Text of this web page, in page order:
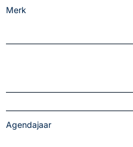
Merk
Agendajaar